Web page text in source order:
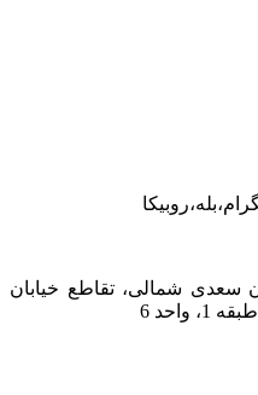
سعدی شمالی، تقاطع خیابان